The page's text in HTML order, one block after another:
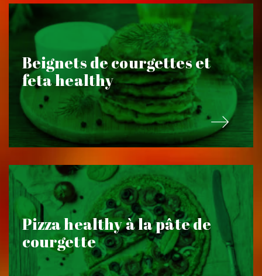
Beignets de courgettes et
feta healthy
Pizza healthy à la pâte de
courgette